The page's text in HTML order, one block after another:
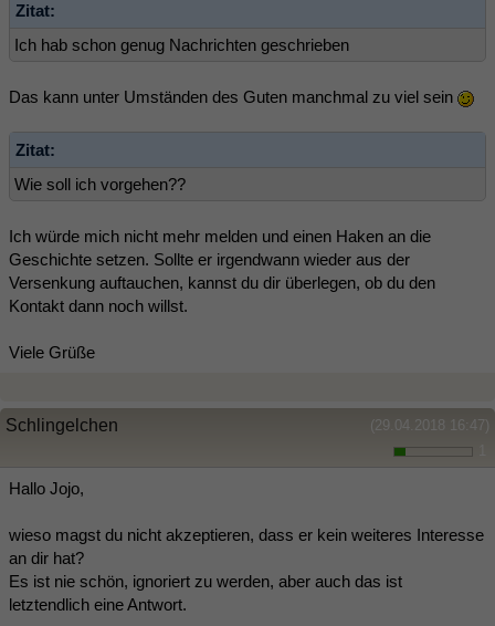
Zitat:
Ich hab schon genug Nachrichten geschrieben
Das kann unter Umständen des Guten manchmal zu viel sein
Zitat:
Wie soll ich vorgehen??
Ich würde mich nicht mehr melden und einen Haken an die
Geschichte setzen. Sollte er irgendwann wieder aus der
Versenkung auftauchen, kannst du dir überlegen, ob du den
Kontakt dann noch willst.
Viele Grüße
(29.04.2018 16:47)
Schlingelchen
Hallo Jojo,
wieso magst du nicht akzeptieren, dass er kein weiteres Interesse
an dir hat?
Es ist nie schön, ignoriert zu werden, aber auch das ist
letztendlich eine Antwort.